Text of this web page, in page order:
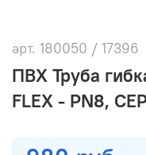
арт. 180050 / 17396
ПВХ Труба
FLEX - PN8,